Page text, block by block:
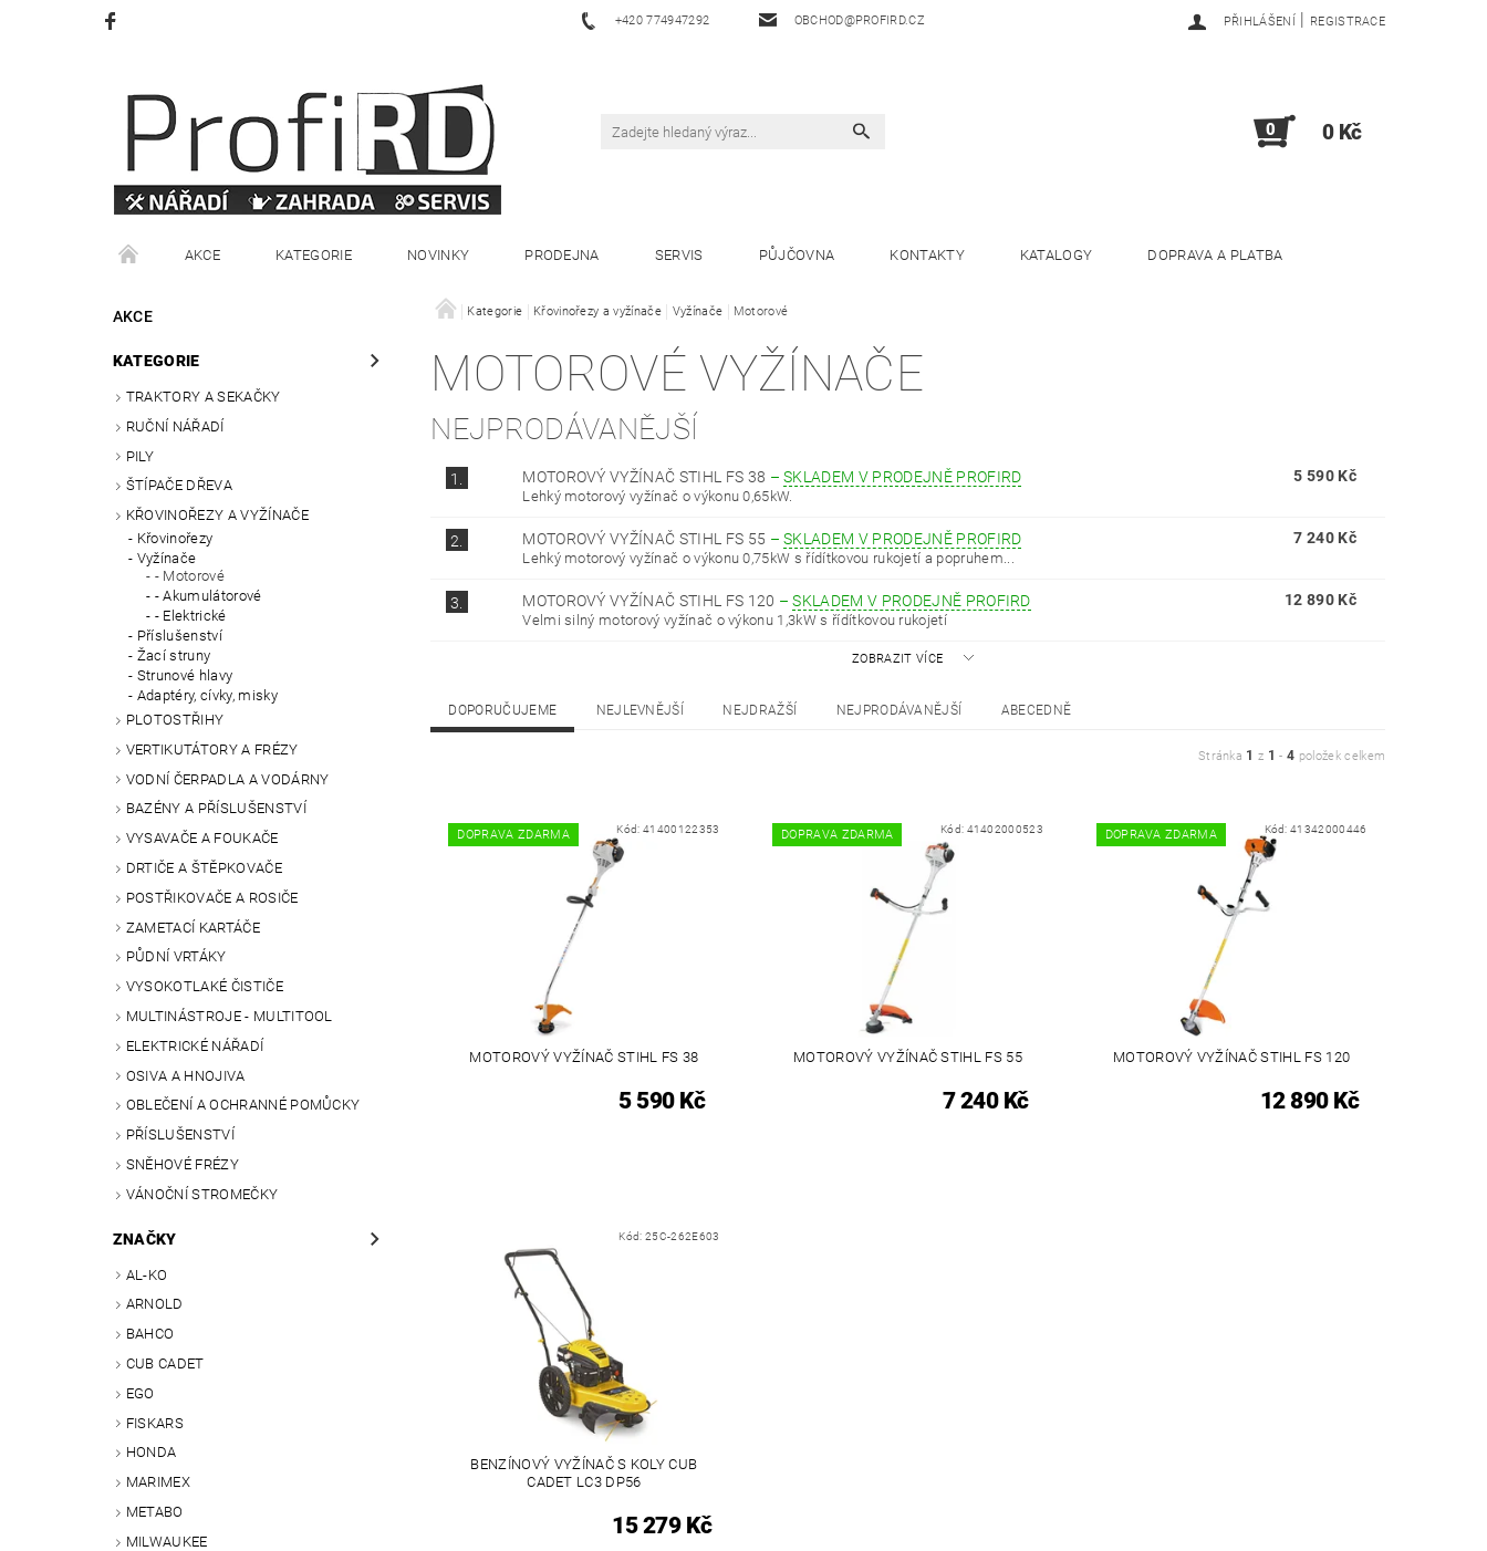
+420 774947292 OBCHOD@PROFIRD.CZ PŘIHLÁŠENÍ | REGISTRACE
0 0 Kč
AKCE KATEGORIE NOVINKY PRODEJNA SERVIS PŮJČOVNA KONTAKTY KATALOGY DOPRAVA A PLATBA
VRÁCENÍ ZBOŽÍ OBCHODNÍ PODMÍNKY
AKCE
KATEGORIE
TRAKTORY A SEKAČKY
RUČNÍ NÁŘADÍ
PILY
ŠTÍPAČE DŘEVA
KŘOVINOŘEZY A VYŽÍNAČE
Křovinořezy
Vyžínače
- Motorové
- Akumulátorové
- Elektrické
Příslušenství
Žací struny
Strunové hlavy
Adaptéry, cívky, misky
PLOTOSTŘIHY
VERTIKUTÁTORY A FRÉZY
VODNÍ ČERPADLA A VODÁRNY
BAZÉNY A PŘÍSLUŠENSTVÍ
VYSAVAČE A FOUKAČE
DRTIČE A ŠTĚPKOVAČE
POSTŘIKOVAČE A ROSIČE
ZAMETACÍ KARTÁČE
PŮDNÍ VRTÁKY
VYSOKOTLAKÉ ČISTIČE
MULTINÁSTROJE - MULTITOOL
ELEKTRICKÉ NÁŘADÍ
OSIVA A HNOJIVA
OBLEČENÍ A OCHRANNÉ POMŮCKY
PŘÍSLUŠENSTVÍ
SNĚHOVÉ FRÉZY
VÁNOČNÍ STROMEČKY
ZNAČKY
AL-KO
ARNOLD
BAHCO
CUB CADET
EGO
FISKARS
HONDA
MARIMEX
METABO
MILWAUKEE
Kategorie Křovinořezy a vyžínače Vyžínače Motorové
MOTOROVÉ VYŽÍNAČE
NEJPRODÁVANĚJŠÍ
1. MOTOROVÝ VYŽÍNAČ STIHL FS 38 –SKLADEM V PRODEJNĚ PROFIRD
Lehký motorový vyžínač o výkonu 0,65kW.
5 590 Kč
2. MOTOROVÝ VYŽÍNAČ STIHL FS 55 –SKLADEM V PRODEJNĚ PROFIRD
Lehký motorový vyžínač o výkonu 0,75kW s řídítkovou rukojetí a popruhem...
7 240 Kč
3. MOTOROVÝ VYŽÍNAČ STIHL FS 120 –SKLADEM V PRODEJNĚ PROFIRD
Velmi silný motorový vyžínač o výkonu 1,3kW s řídítkovou rukojetí
12 890 Kč
ZOBRAZIT VÍCE
DOPORUČUJEME NEJLEVNĚJŠÍ NEJDRAŽŠÍ NEJPRODÁVANĚJŠÍ ABECEDNĚ
Stránka 1 z 1 -4 položek celkem
DOPRAVA ZDARMA Kód: 41400122353
MOTOROVÝ VYŽÍNAČ STIHL FS 38
5 590 Kč
DOPRAVA ZDARMA Kód: 41402000523
MOTOROVÝ VYŽÍNAČ STIHL FS 55
7 240 Kč
DOPRAVA ZDARMA Kód:41342000446
MOTOROVÝ VYŽÍNAČ STIHL FS 120
12 890 Kč
Kód: 25C-262E603
BENZÍNOVÝ VYŽÍNAČ S KOLY CUB
CADET LC3 DP56
15 279 Kč